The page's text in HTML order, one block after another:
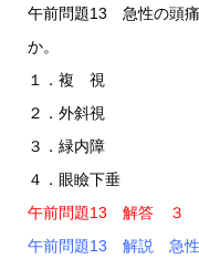
午前問題13 急性の頭
か。
１．複 視
２．外斜視
３．緑内障
４．眼瞼下垂
午前問題13 解答 ３
午前問題13 解説 急性